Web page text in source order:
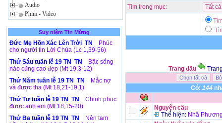
Audio
Phim - Video
Suy niệm Tin Mừng
Đức Mẹ Hồn Xác Lên Trời TN
Phúc
cho người tin Lời Chúa (Lc 1,39-56)
Thứ Sáu tuần lễ 19 TN TN
Bậc sống
nào cũng cao đẹp (Mt 19,3-12)
Thứ Năm tuần lễ 19 TN TN
Mắc nợ
và được tha (Mt 18,21-19,1)
Thứ Tư tuần lễ 19 TN TN
Chinh phục
được anh em (Mt 18,15-20)
Thứ Ba tuần lễ 19 TN TN
Nên tam
Tìm trong mục:
Trang đầu
Có: 144
Nguyện cầu
Thể hiện: Nhã